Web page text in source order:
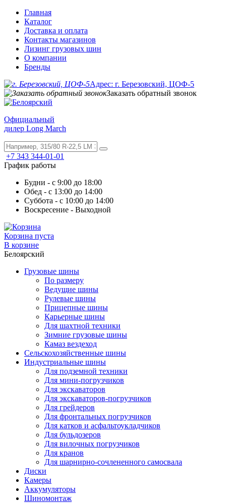
Главная
Каталог
Доставка и оплата
Контакты магазинов
Лизинг грузовых шин
О компании
Бренды
Адрес: г. Березовский, ЦОФ-5
Заказать обратный звонок
Официальный
дилер Long March
+7 343 344-01-01
График работы
Будни - с 9:00 до 18:00
Обед - с 13:00 до 14:00
Суббота - с 10:00 до 14:00
Воскресение - Выходной
Корзина пуста
В корзине
Белоярский
Грузовые шины
По размеру
Ведущие шины
Рулевые шины
Прицепные шины
Карьерные шины
Для шахтной техники
Зимние грузовые шины
Камаз вездеход
Сельскохозяйственные шины
Индустриальные шины
Для подземной техники
Для мини-погрузчиков
Для экскаваторов
Для экскаваторов-погрузчиков
Для грейдеров
Для фронтальных погрузчиков
Для катков и асфальтоукладчиков
Для бульдозеров
Для вилочных погрузчиков
Для кранов
Для шарнирно-сочлененного самосвала
Диски
Камеры
Аккумуляторы
Шиномонтаж